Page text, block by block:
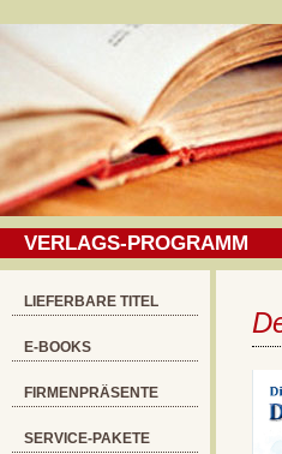
VERLAGS-PROGRAMM
LIEFERBARE TITEL
E-BOOKS
FIRMENPRÄSENTE
SERVICE-PAKETE